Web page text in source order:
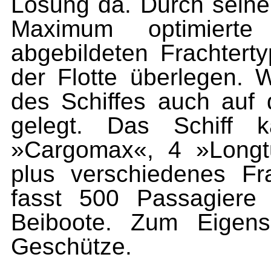
Maximum
abgebildeten
der Flotte überlegen.
des Schiffes auch auf
gelegt. Das Schiff
»Cargomax«, 4
plus verschiedenes
fasst 500
Beiboote. Zum
Geschütze.